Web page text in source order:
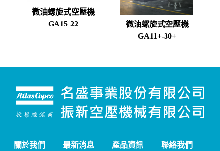
微油螺旋式空壓機
GA15-22
微油螺旋式空壓機
GA11+-30+
關於我們 最新消息 產品資訊 聯絡我們